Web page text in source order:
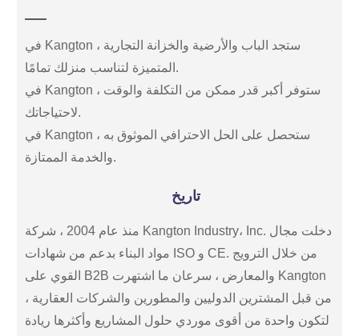
في Kangton ، ستجد الباب والأرضية والخزانة التجارية
المتميزة لتناسب منزلك تمامًا.
في Kangton ، ستوفر أكبر قدر ممكن من التكلفة والوقت
لاحتياجاتك.
في Kangton ، ستحصل على الحل الاحترافي الموثوق به
والخدمة الممتازة.
تاريخ
منذ عام 2004 ، شركة Kangton Industry، Inc. دخلت مجال
مواد البناء بدعم من شهادات ISO و CE. من خلال الترويج
القوي على B2B والمعارض ، سرعان ما اشتهرت Kangton
من قبل المشترين الدوليين والمطورين والشركات العقارية ،
لتكون واحدة من أقوى موردي حلول المشاريع وأكثرها ريادة